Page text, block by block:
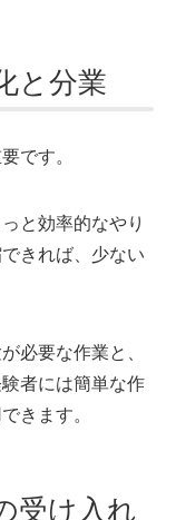
と分業
です。
と効率的なやり
きれば、少ない
必要な作業と、
者には簡単な作
きます。
受け入れ